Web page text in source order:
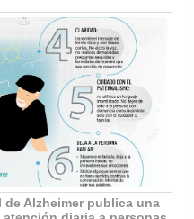
de Alzheimer publica una